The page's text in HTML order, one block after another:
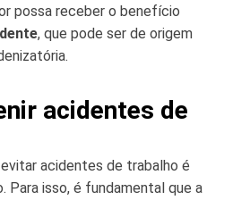
possa receber o benefício
, que pode ser de origem
acidentes de
acidentes de trabalho é
Para isso, é fundamental que a